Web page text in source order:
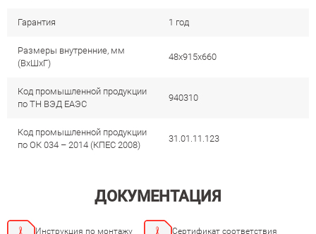
Гарантия 1 год
Размеры внутренние, мм
(ВхШхГ)
48x915x660
Код промышленной продукции
по ТН ВЭД ЕАЭС
940310
Код промышленной продукции
по ОК 034 – 2014 (КПЕС 2008)
31.01.11.123
ДОКУМЕНТАЦИЯ
Инструкция по монтажу Сертификат соответствия